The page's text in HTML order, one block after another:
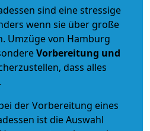
sind eine stressige
wenn sie über große
Umzüge von Hamburg
Vorbereitung und
dass alles
der Vorbereitung eines
ist die Auswahl